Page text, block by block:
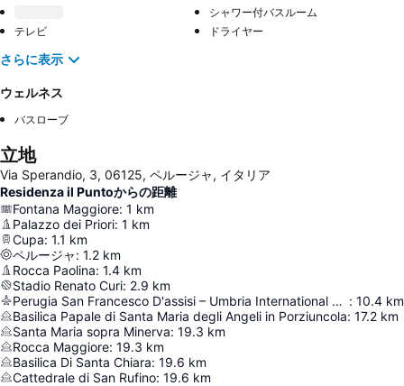
シャワー付バスルーム
テレビ
ドライヤー
さらに表示
ウェルネス
バスローブ
立地
Via Sperandio, 3, 06125, ペルージャ, イタリア
Residenza il Puntoからの距離
Fontana Maggiore: 1 km
Palazzo dei Priori: 1 km
Cupa: 1.1 km
ペルージャ: 1.2 km
Rocca Paolina: 1.4 km
Stadio Renato Curi: 2.9 km
Perugia San Francesco D'assisi – Umbria International Airport : 10.4 km
Basilica Papale di Santa Maria degli Angeli in Porziuncola: 17.2 km
Santa Maria sopra Minerva: 19.3 km
Rocca Maggiore: 19.3 km
Basilica Di Santa Chiara: 19.6 km
Cattedrale di San Rufino: 19.6 km